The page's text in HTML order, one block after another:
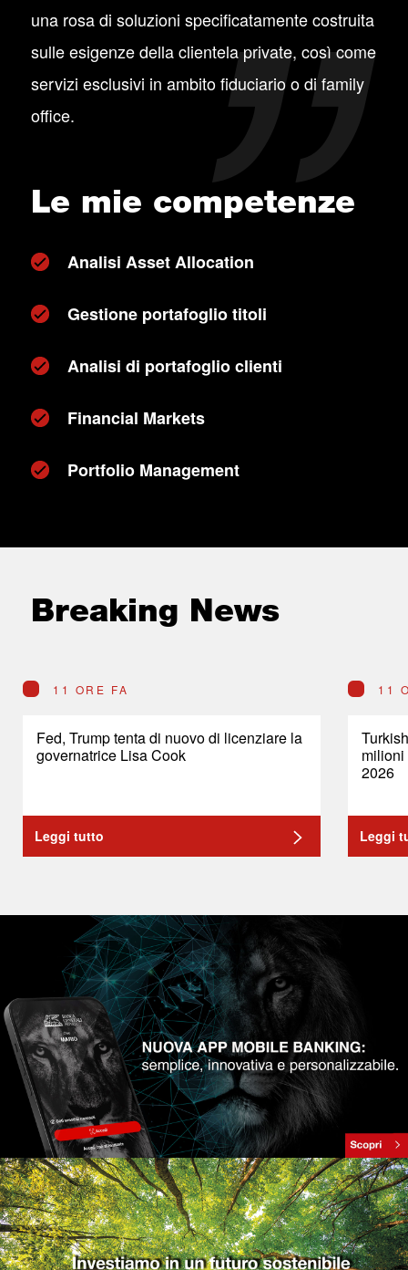
una rosa di soluzioni specificatamente costruita
sulle esigenze della clientela private, così come
servizi esclusivi in ambito fiduciario o di family
office.
Le mie competenze
Analisi Asset Allocation
Gestione portafoglio titoli
Analisi di portafoglio clienti
Financial Markets
Portfolio Management
Breaking News
11 ORE FA
Fed, Trump tenta di nuovo di licenziare la
governatrice Lisa Cook
Leggi tutto
11
2026
Leggi